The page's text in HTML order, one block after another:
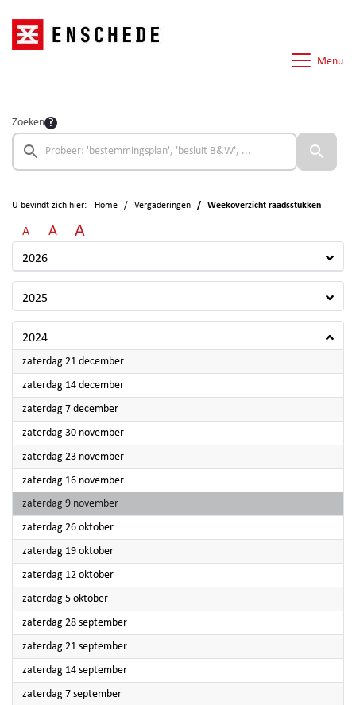
Menu
Zoeken
U bevindt zich hier: Home Vergaderingen Weekoverzicht raadsstukken
A A A
2026
2025
2024
zaterdag 21 december2024
zaterdag 14 december2024
zaterdag 7 december2024
zaterdag 30 november2024
zaterdag 23 november2024
zaterdag 16 november2024
zaterdag 9 november2024
zaterdag 26 oktober2024
zaterdag 19 oktober2024
zaterdag 12 oktober2024
zaterdag 5 oktober2024
zaterdag 28 september2024
zaterdag 21 september2024
zaterdag 14 september2024
zaterdag 7 september2024